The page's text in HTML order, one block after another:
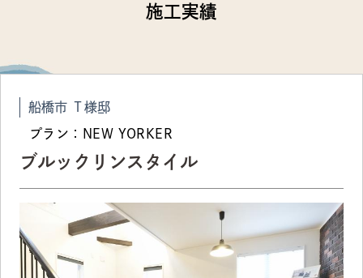
施工実績
船橋市 Ｔ様邸
プラン：NEW YORKER
ブルックリンスタイル